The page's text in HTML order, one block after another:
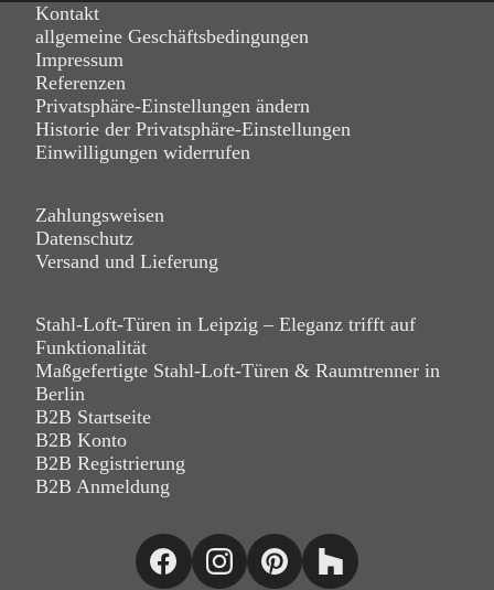
Kontakt
allgemeine Geschäftsbedingungen
Impressum
Referenzen
Privatsphäre-Einstellungen ändern
Historie der Privatsphäre-Einstellungen
Einwilligungen widerrufen
Zahlungsweisen
Datenschutz
Versand und Lieferung
Stahl-Loft-Türen in Leipzig – Eleganz trifft auf
Funktionalität
Maßgefertigte Stahl-Loft-Türen & Raumtrenner in
Berlin
B2B Startseite
B2B Konto
B2B Registrierung
B2B Anmeldung